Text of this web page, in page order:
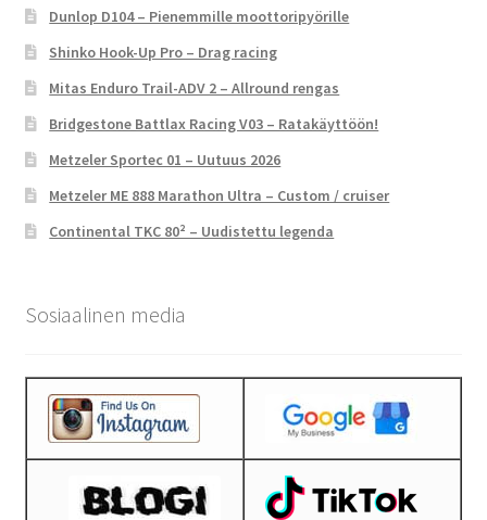
Dunlop D104 – Pienemmille moottoripyörille
Shinko Hook-Up Pro – Drag racing
Mitas Enduro Trail-ADV 2 – Allround rengas
Bridgestone Battlax Racing V03 – Ratakäyttöön!
Metzeler Sportec 01 – Uutuus 2026
Metzeler ME 888 Marathon Ultra – Custom / cruiser
Continental TKC 80² – Uudistettu legenda
Sosiaalinen media